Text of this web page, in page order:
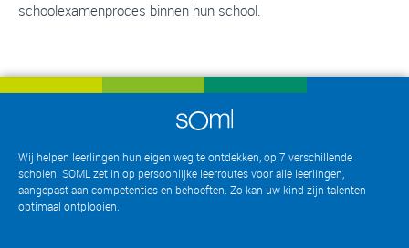
schoolexamenproces binnen hun school.
Wij helpen leerlingen hun eigen weg te ontdekken, op 7 verschillende
scholen. SOML zet in op persoonlijke leerroutes voor alle leerlingen,
aangepast aan competenties en behoeften. Zo kan uw kind zijn talenten
optimaal ontplooien